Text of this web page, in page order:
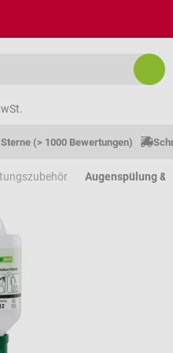
(> 1000 Bewertungen)
Augenspülung &